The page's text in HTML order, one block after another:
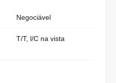
Negociável
T/T, l/C na vista